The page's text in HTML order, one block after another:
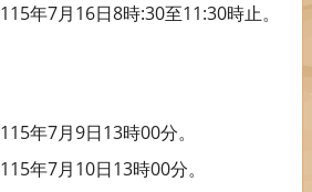
115年7月 16日 8時:30至11:30時止。
115年7月 9日 13時00分。
115年7月 10日 13時00分。